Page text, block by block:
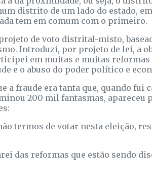
distrito de um lado do estado,
tem em comum com o primeiro.
de voto distrital-misto,
Introduzi, por projeto de lei, a
em muitas e muitas
e o abuso do poder político e
a fraude era tanta que, quando fui
200 mil fantasmas, apareceu
termos de votar nesta eleição,
das reformas que estão sendo